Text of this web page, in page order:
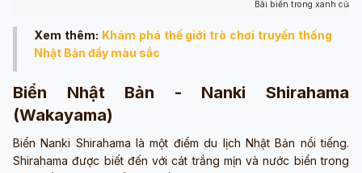
Bãi biển trong xanh của
Xem thêm: Khám phá thế giới trò chơi truyền thống
Nhật Bản đầy màu sắc
Biển Nhật Bản - Nanki Shirahama
(Wakayama)
Biển Nanki Shirahama là một điểm du lịch Nhật Bản nổi tiếng.
Shirahama được biết đến với cát trắng mịn và nước biển trong